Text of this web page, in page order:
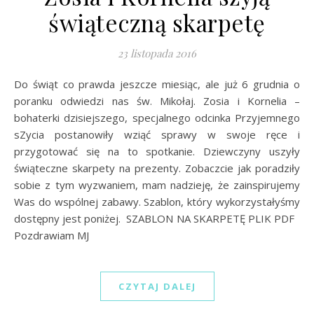
świąteczną skarpetę
23 listopada 2016
Do świąt co prawda jeszcze miesiąc, ale już 6 grudnia o
poranku odwiedzi nas św. Mikołaj. Zosia i Kornelia –
bohaterki dzisiejszego, specjalnego odcinka Przyjemnego
sZycia postanowiły wziąć sprawy w swoje ręce i
przygotować się na to spotkanie. Dziewczyny uszyły
świąteczne skarpety na prezenty. Zobaczcie jak poradziły
sobie z tym wyzwaniem, mam nadzieję, że zainspirujemy
Was do wspólnej zabawy. Szablon, który wykorzystałyśmy
dostępny jest poniżej. SZABLON NA SKARPETĘ PLIK PDF
Pozdrawiam MJ
CZYTAJ DALEJ